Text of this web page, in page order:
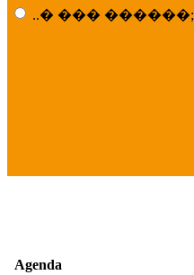
..� ��� ������;
Agenda